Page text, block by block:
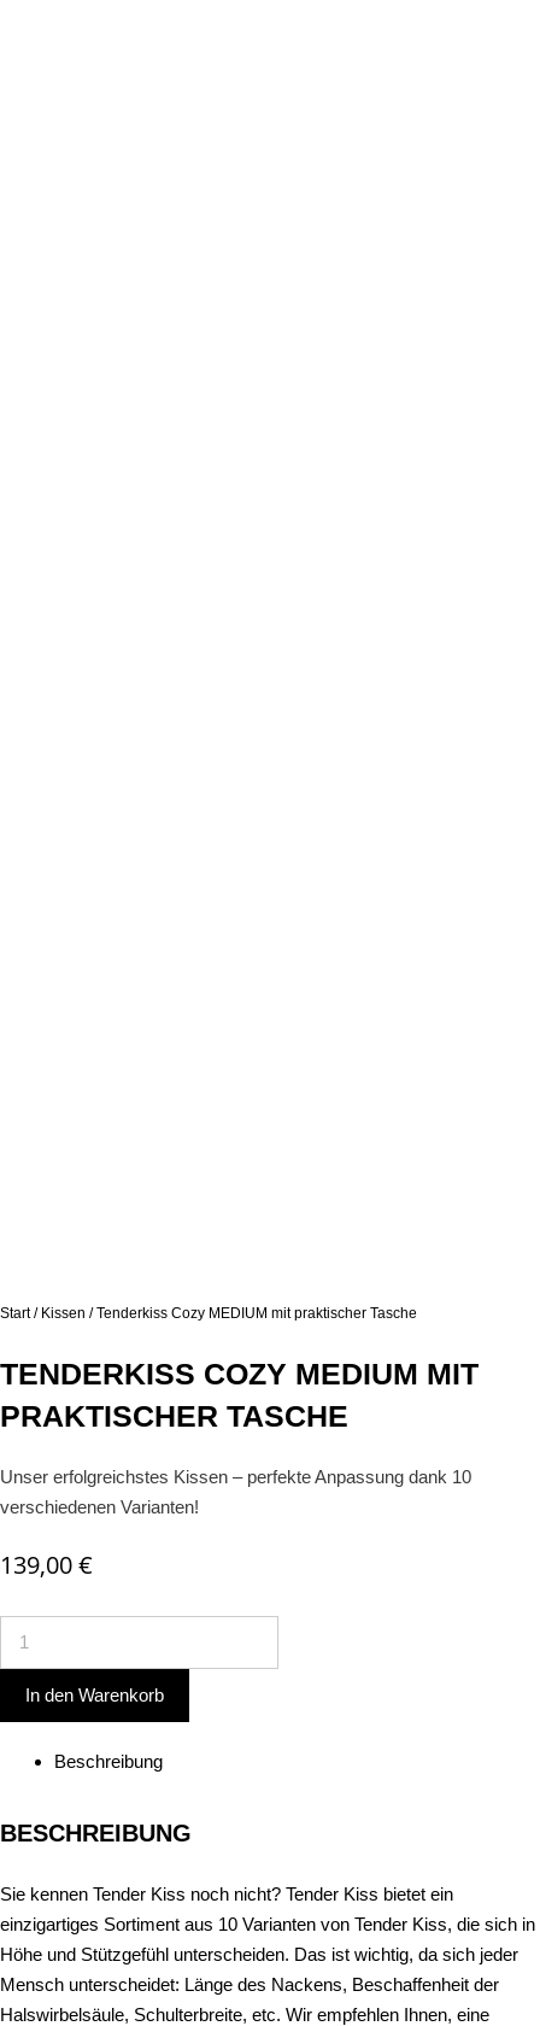
Start/ Kissen / Tenderkiss Cozy MEDIUM mit praktischer Tasche
TENDERKISS COZY MEDIUM MIT
PRAKTISCHER TASCHE
Unser erfolgreichstes Kissen – perfekte Anpassung dank 10
verschiedenen Varianten!
139,00€
MEDIUM
mit
praktischer
In den Warenkorb
Beschreibung
BESCHREIBUNG
Sie kennen Tender Kiss noch nicht? Tender Kiss bietet ein
einzigartiges Sortiment aus 10 Varianten von Tender Kiss, die sich in
Höhe und Stützgefühl unterscheiden. Das ist wichtig, da sich jeder
Mensch unterscheidet: Länge des Nackens, Beschaffenheit der
Halswirbelsäule, Schulterbreite, etc. Wir empfehlen Ihnen, eine